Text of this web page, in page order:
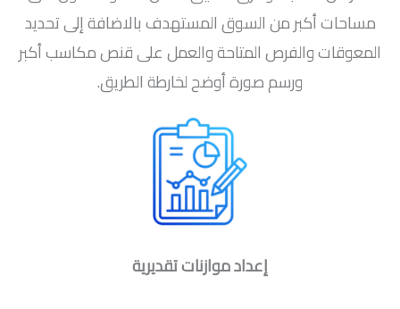
مساحات أكبر من السوق المستهدف بالاضافة إلى تحديد
المعوقات والفرص المتاحة والعمل على قنص مكاسب أكبر
ورسم صورة أوضح لخارطة الطريق.
إعداد موازنات تقديرية